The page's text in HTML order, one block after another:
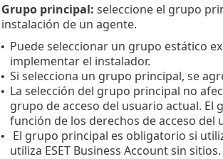
Grupo principal: seleccione el grupo
instalación de un agente.
• Puede seleccionar un grupo estático
implementar el instalador.
• Si selecciona un grupo principal, se
• La selección del grupo principal no
grupo de acceso del usuario actual. El
función de los derechos de acceso del
•
El grupo principal es obligatorio si
utiliza ESET Business Account sin sitios.